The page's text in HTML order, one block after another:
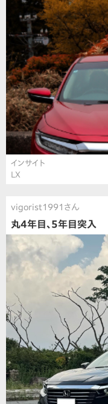
インサイト
LX
vigorist1991さん
丸4年目、5年目突入